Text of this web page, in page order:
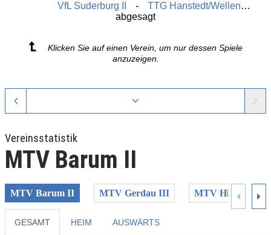
VfL Suderburg II
TTG Hanstedt/Wellendorf II
abgesagt
Klicken Sie auf einen Verein, um nur dessen Spiele
anzuzeigen.
Vereinsstatistik
MTV Barum II
MTV Barum II MTV Gerdau III MTV Himbergen
GESAMT HEIM AUSWÄRTS